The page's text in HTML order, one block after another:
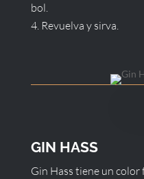
bol.
Revuelva y sirva.
GIN HASS
Gin Hass tiene un color